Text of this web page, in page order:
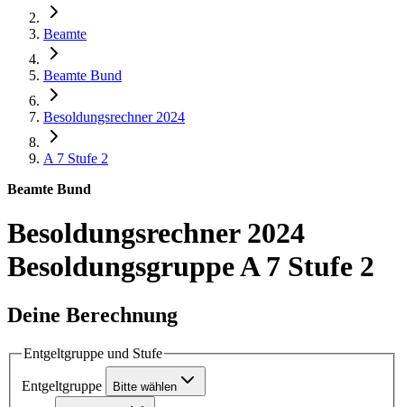
Beamte
Beamte Bund
Besoldungsrechner 2024
A 7 Stufe 2
Beamte Bund
Besoldungsrechner 2024
Besoldungsgruppe A 7 Stufe 2
Deine Berechnung
Entgeltgruppe und Stufe
Entgeltgruppe Bitte wählen